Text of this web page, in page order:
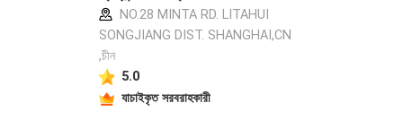
NO.28 MINTA RD. LITAHUI
SONGJIANG DIST. SHANGHAI,CN
,চীন
5.0
যাচাইকৃত সরবরাহকারী